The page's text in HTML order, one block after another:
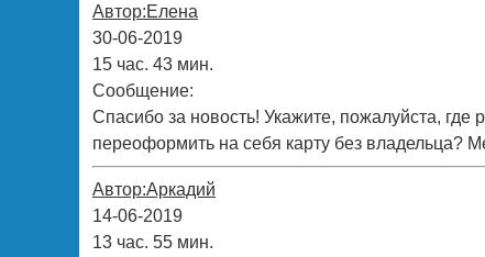
Автор:Елена
30-06-2019
15 час. 43 мин.
Сообщение:
Спасибо за новость! Укажите, пожалуйста,
переоформить на себя карту без владельца?
Автор:Аркадий
14-06-2019
13 час. 55 мин.